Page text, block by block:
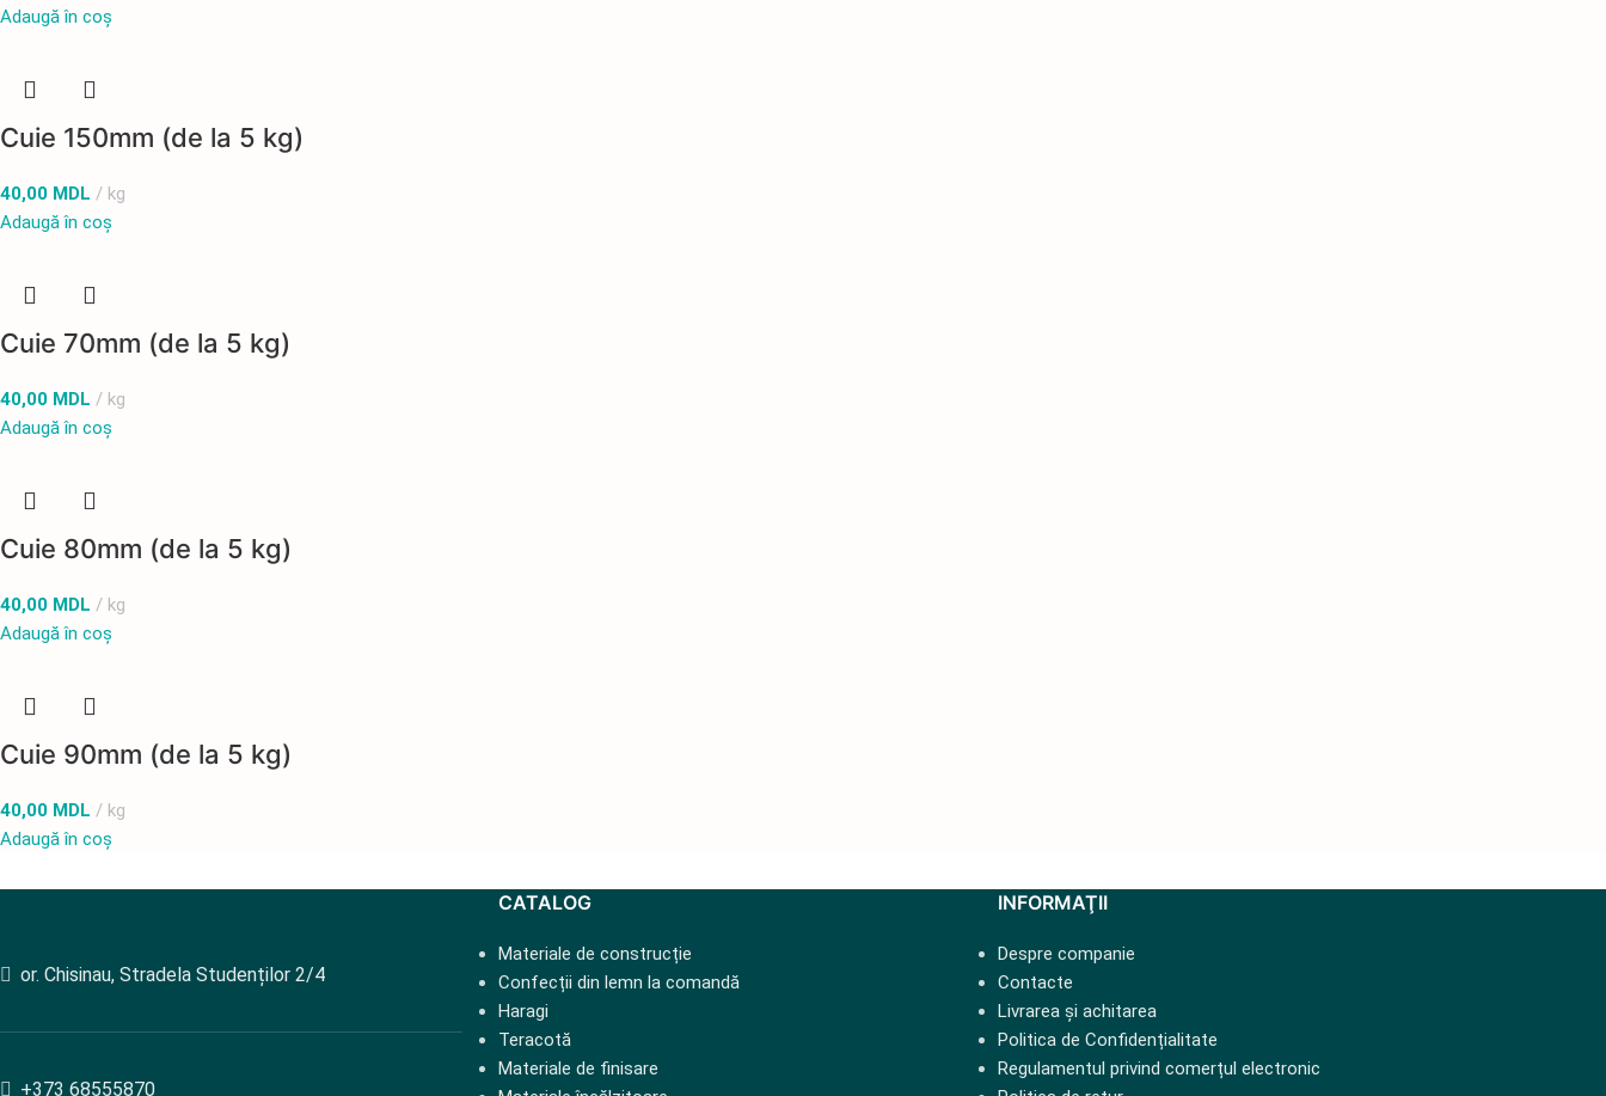
Adaugă în coș
Cuie 150mm (de la 5 kg)
40,00 MDL
kg
Adaugă în coș
Cuie 70mm (de la 5 kg)
40,00 MDL
kg
Adaugă în coș
Cuie 80mm (de la 5 kg)
40,00 MDL
kg
Adaugă în coș
Cuie 90mm (de la 5 kg)
40,00 MDL
kg
Adaugă în coș
or. Chisinau, Stradela Studenților 2/4
+373 68555870
CATALOG
Materiale de construcție
Confecții din lemn la comandă
Haragi
Teracotă
Materiale de finisare
INFORMAŢII
Despre companie
Contacte
Livrarea și achitarea
Politica de Confidențialitate
Regulamentul privind comerțul electronic